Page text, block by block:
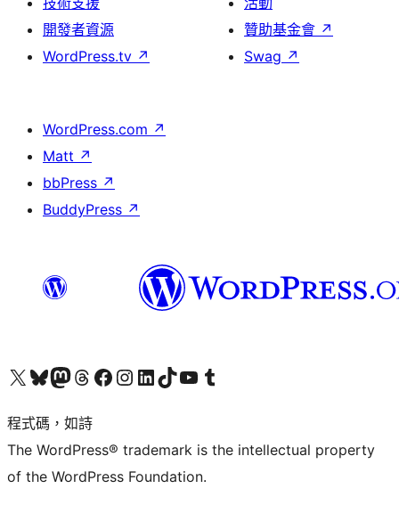
開發者資源
WordPress.tv ↗
贊助基金會 ↗
Swag ↗
WordPress.com ↗
Matt ↗
bbPress ↗
BuddyPress ↗
查看我們的 X (之前的 Twitter) 帳號造訪我們的 Bluesky 帳號造訪我們的 Mastodon 帳號造訪我們的 Threads 帳號 造訪我們的 Facebook 粉絲專頁Visit our Instagram account
Visit our LinkedIn account
造訪我們的 TikTok 帳號Visit our YouTube channel
造訪我們的 Tumblr 帳號
程式碼，如詩
The WordPress® trademark is the intellectual property
of the WordPress Foundation.